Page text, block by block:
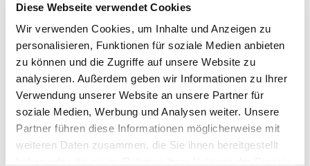
Diese Webseite verwendet Cookies
Wir verwenden Cookies, um Inhalte und Anzeigen zu
personalisieren, Funktionen für soziale Medien anbieten
zu können und die Zugriffe auf unsere Website zu
analysieren. Außerdem geben wir Informationen zu Ihrer
Verwendung unserer Website an unsere Partner für
soziale Medien, Werbung und Analysen weiter. Unsere
Partner führen diese Informationen möglicherweise mit
weiteren Daten zusammen, die Sie ihnen bereitgestellt
EM-Aktiv, Effektive Mikroorganismen
von Multikraft - (Art.Nr. 11839)